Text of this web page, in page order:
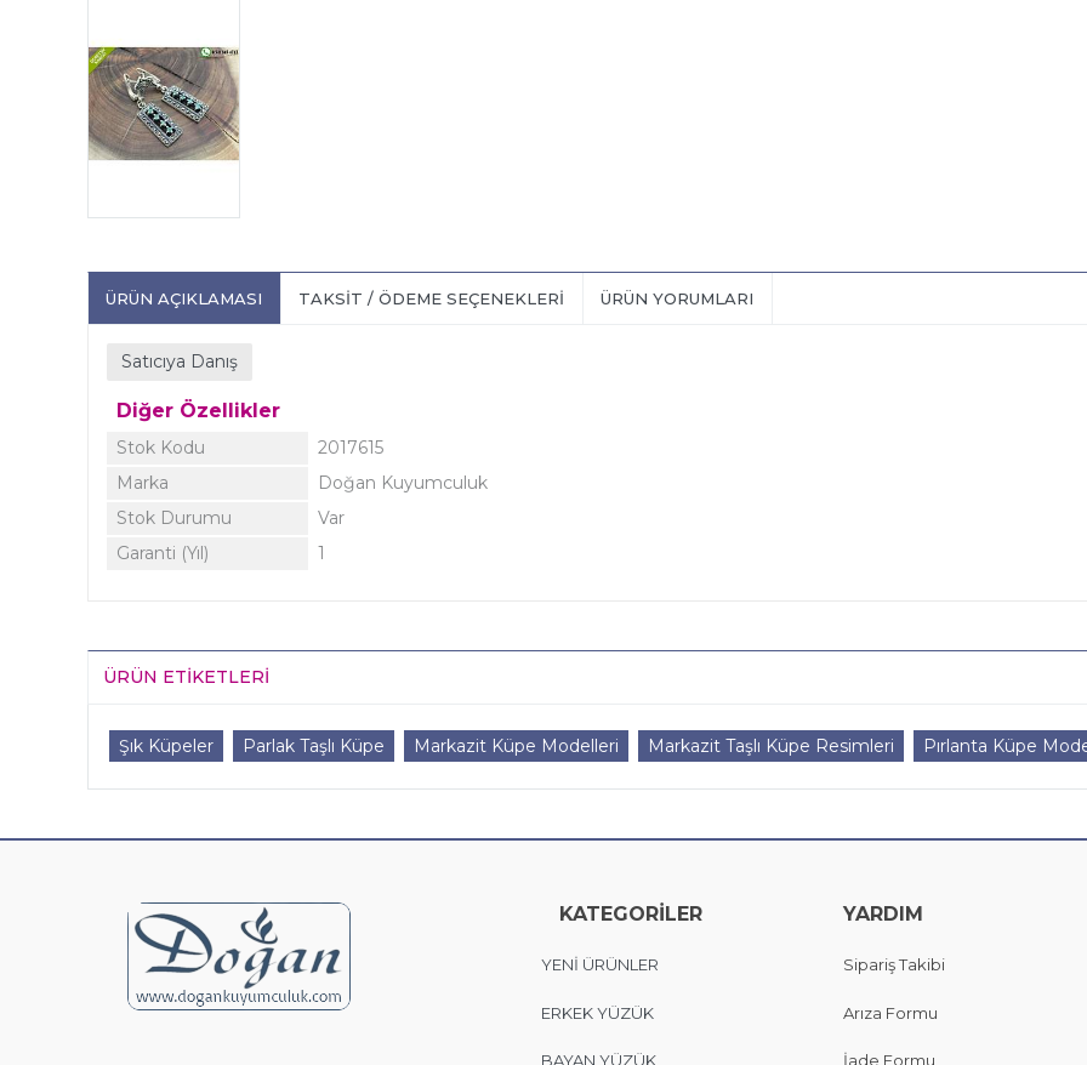
ÜRÜN AÇIKLAMASI TAKSIT / ÖDEME SEÇENEKLERI ÜRÜN YORUMLARI
Satıcıya Danış
Diğer Özellikler
Stok Kodu
2017615
Marka
Doğan Kuyumculuk
Stok Durumu
Var
Garanti (Yıl)
1
ÜRÜN ETIKETLERI
Şık Küpeler Parlak Taşlı Küpe Markazit Küpe Modelleri Markazit Taşlı Küpe Resimleri Pırlanta Küpe
KATEGORİLER
YENİ ÜRÜNLER
ERKEK YÜZÜK
BAYAN YÜZÜK
YARDIM
Sipariş Takibi
Arıza Formu
İade Formu